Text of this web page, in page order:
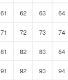
61 62 63 64
71 72 73 74
81 82 83 84
91 92 93 94